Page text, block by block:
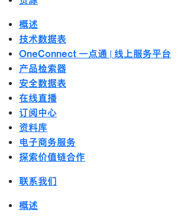
概述
技术数据表
OneConnect 一点通 | 线上服务平台
产品检索器
安全数据表
在线直播
订阅中心
资料库
电子商务服务
探索价值链合作
联系我们
概述